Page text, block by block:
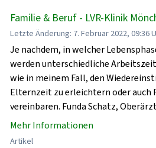
Familie & Beruf - LVR-Klinik
Letzte Änderung: 7. Februar 2022, 09:36
Je nachdem, in welcher
werden unterschiedliche
wie in meinem Fall, den
Elternzeit zu erleichtern oder auch
vereinbaren. Funda Schatz,
Mehr Informationen
Artikel